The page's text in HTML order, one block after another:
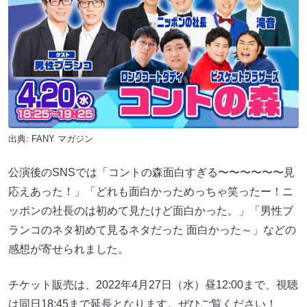
出典: FANY マガジン
公演後のSNSでは「コントの森面白すぎる〜〜〜〜〜〜見
応えあった！」「どれも面白かっためっちゃ笑ったー！ニ
ッポンの社長のは初めて見たけど面白かった。」「男性ブ
ランコのネタ初めて見るネタだった 面白かった～」などの
感想が寄せられました。
チケット販売は、2022年4月27日（水）昼12:00まで、視聴
は同日18:45まで延長となります。ぜひご覧ください！